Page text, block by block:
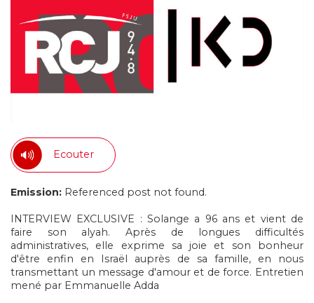
Ecouter
Emission: Referenced post not found.
INTERVIEW EXCLUSIVE : Solange a 96 ans et vient de
faire son alyah. Après de longues difficultés
administratives, elle exprime sa joie et son bonheur
d'être enfin en Israël auprès de sa famille, en nous
transmettant un message d'amour et de force. Entretien
mené par Emmanuelle Adda